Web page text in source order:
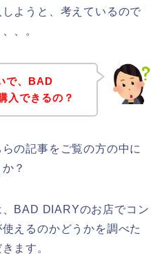
ようと、考えているので
、。
で、BAD
入できるの？
の記事をご覧の方の中に
？
BAD DIARYのお店でコン
えるのかどうかを調べた
ます。